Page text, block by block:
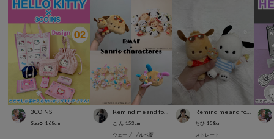
3COINS
Suu☺︎ 168cm こ ん 153cm
ウェーブ ブルベ夏
Remind me and forever
ちひ 158cm
ストレート